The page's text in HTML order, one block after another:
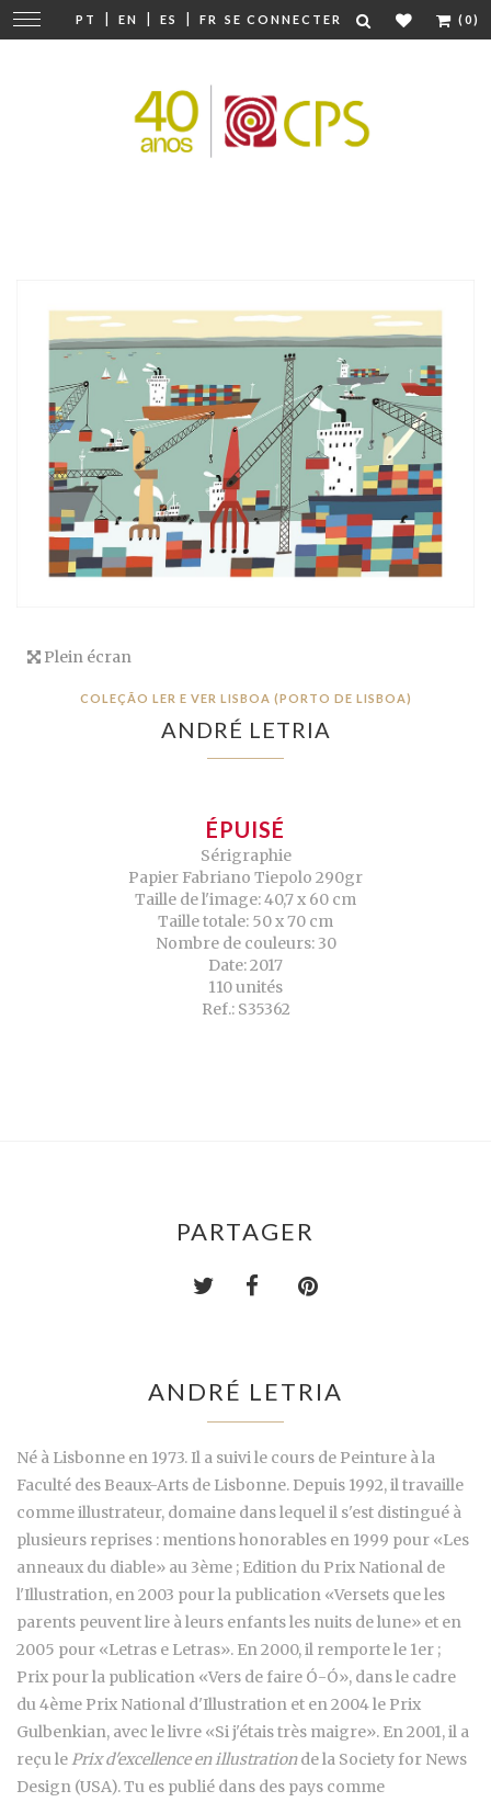
PT | EN | ES | FR SE CONNECTER (0)
Modifier
la
Plein écran
COLEÇÃO LER E VER LISBOA (PORTO DE LISBOA)
ANDRÉ LETRIA
ÉPUISÉ
Sérigraphie
Papier Fabriano Tiepolo 290gr
Taille de l'image: 40,7 x 60 cm
Taille totale: 50 x 70 cm
Nombre de couleurs: 30
Date: 2017
110 unités
Ref.: S35362
PARTAGER
ANDRÉ LETRIA
Né à Lisbonne en 1973. Il a suivi le cours de Peinture à la
Faculté des Beaux-Arts de Lisbonne. Depuis 1992, il travaille
comme illustrateur, domaine dans lequel il s'est distingué à
plusieurs reprises : mentions honorables en 1999 pour «Les
anneaux du diable» au 3ème ; Edition du Prix National de
l'Illustration, en 2003 pour la publication «Versets que les
parents peuvent lire à leurs enfants les nuits de lune» et en
2005 pour «Letras e Letras». En 2000, il remporte le 1er ;
Prix pour la publication «Vers de faire Ó-Ó», dans le cadre
du 4ème Prix National d'Illustration et en 2004 le Prix
Gulbenkian, avec le livre «Si j'étais très maigre». En 2001, il a
reçu lePrix d'excellence en illustrationde la Society for News
Design (USA). Tu es publié dans des pays comme